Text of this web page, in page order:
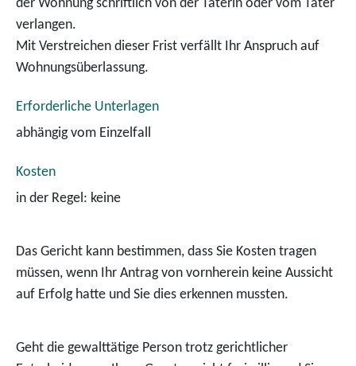
der Wohnung schriftlich von der Täterin oder vom Täter
verlangen.
Mit Verstreichen dieser Frist verfällt Ihr Anspruch auf
Wohnungsüberlassung.
Erforderliche Unterlagen
abhängig vom Einzelfall
Kosten
in der Regel: keine
Das Gericht kann bestimmen, dass Sie Kosten tragen
müssen, wenn Ihr Antrag von vornherein keine Aussicht
auf Erfolg hatte und Sie dies erkennen mussten.
Geht die gewalttätige Person trotz gerichtlicher